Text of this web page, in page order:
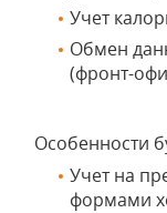
Учет
Обмен
(фронт-
Особенности
Учет на
формами